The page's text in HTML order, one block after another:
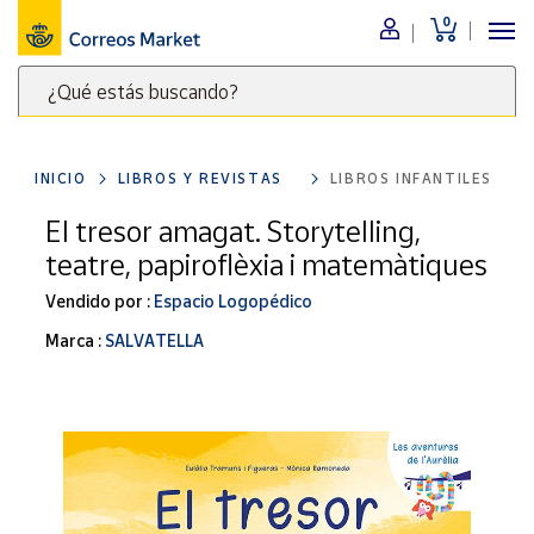
0
¿Qué estás buscando?
clave
para
buscar
productos
Correos
Menú
Nuestro
catálogo
Alimentación
Bebidas
Ocio y cultura
Juguetes y
Merchandising
y regalos
Correos
INICIO LIBROS Y REVISTAS LIBROS INFANTILES
El tresor amagat. Storytelling,
teatre, papiroflèxia i matemàtiques
Vendido por : Espacio Logopédico
Marca : SALVATELLA